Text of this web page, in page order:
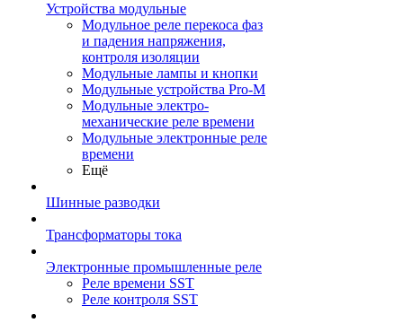
Устройства модульные
Модульное реле перекоса фаз
и падения напряжения,
контроля изоляции
Модульные лампы и кнопки
Модульные устройства Pro-M
Модульные электро-
механические реле времени
Модульные электронные реле
времени
Ещё
Шинные разводки
Трансформаторы тока
Электронные промышленные реле
Реле времени SST
Реле контроля SST